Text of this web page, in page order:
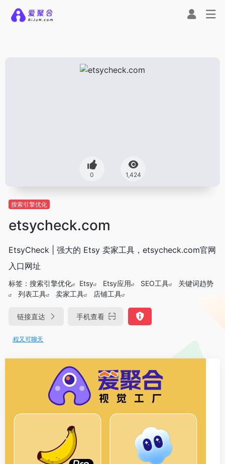
0 1,424
搜索引擎优化
etsycheck.com
EtsyCheck | 强大的 Etsy 卖家工具，etsycheck.com官网
入口网址
标签： 搜索引擎优化 Etsy Etsy应用 SEO工具
关键词趋势
列表工具
卖家工具 店铺工具
链接直达 手机查看
可聊天